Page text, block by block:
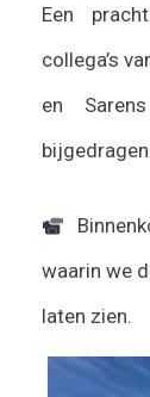
Een
collega’s
en
bijgedragen.
waarin we
laten zien.